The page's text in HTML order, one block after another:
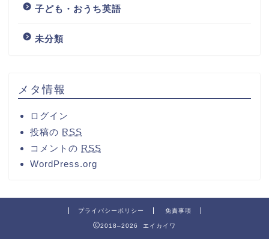
子ども・おうち英語
未分類
メタ情報
ログイン
投稿の RSS
コメントの RSS
WordPress.org
プライバシーポリシー 免責事項
2018–2026 エイカイワ